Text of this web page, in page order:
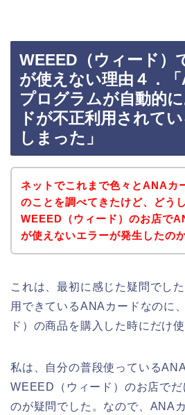
WEEED（ウィード）
が使えない理由４．
プログラムが自動的
ドが不正利用されて
しまった」
ネットでこれまで色々とANAカ
のことを調べてきたけど、どう
WEEED（ウィード）のお店で
が使えないエラーが発生したの
これは、最初に感じた疑問でし
用できているANAカードなのに
ド）の商品を購入した時にだけ
私は、自分の普段使っている
WEEED（ウィード）のお店で
のが疑問でした。なので、ANA